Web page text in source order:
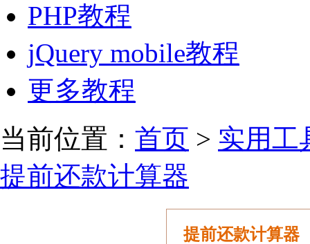
PHP教程
jQuery mobile教程
更多教程
当前位置： 首页 > 实用工
提前还款计算器
提前还款计算器